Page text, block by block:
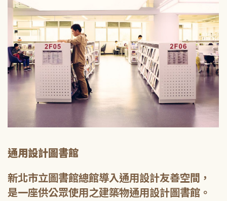
通用設計圖書館
新北市立圖書館總館導入通用設計友善空間，
是一座供公眾使用之建築物通用設計圖書館。